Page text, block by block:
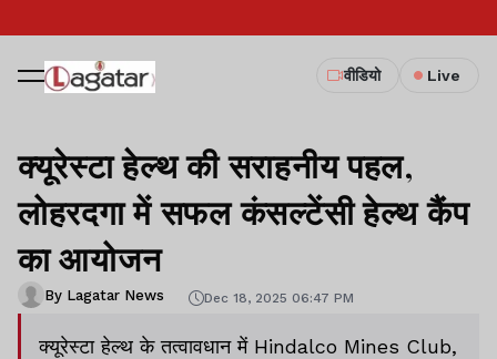
वीडियो Live
क्यूरेस्टा हेल्थ की सराहनीय पहल,
लोहरदगा में सफल कंसल्टेंसी हेल्थ कैंप
का आयोजन
By Lagatar News Dec 18, 2025 06:47 PM
क्यूरेस्टा हेल्थ के तत्वावधान में Hindalco Mines Club,